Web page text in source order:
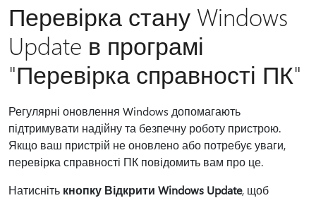
Перевірка стану Windows
Update в програмі
"Перевірка справності ПК"
Регулярні оновлення Windows допомагають
підтримувати надійну та безпечну роботу пристрою.
Якщо ваш пристрій не оновлено або потребує уваги,
перевірка справності ПК повідомить вам про це.
Натисніть кнопку Відкрити Windows Update, щоб